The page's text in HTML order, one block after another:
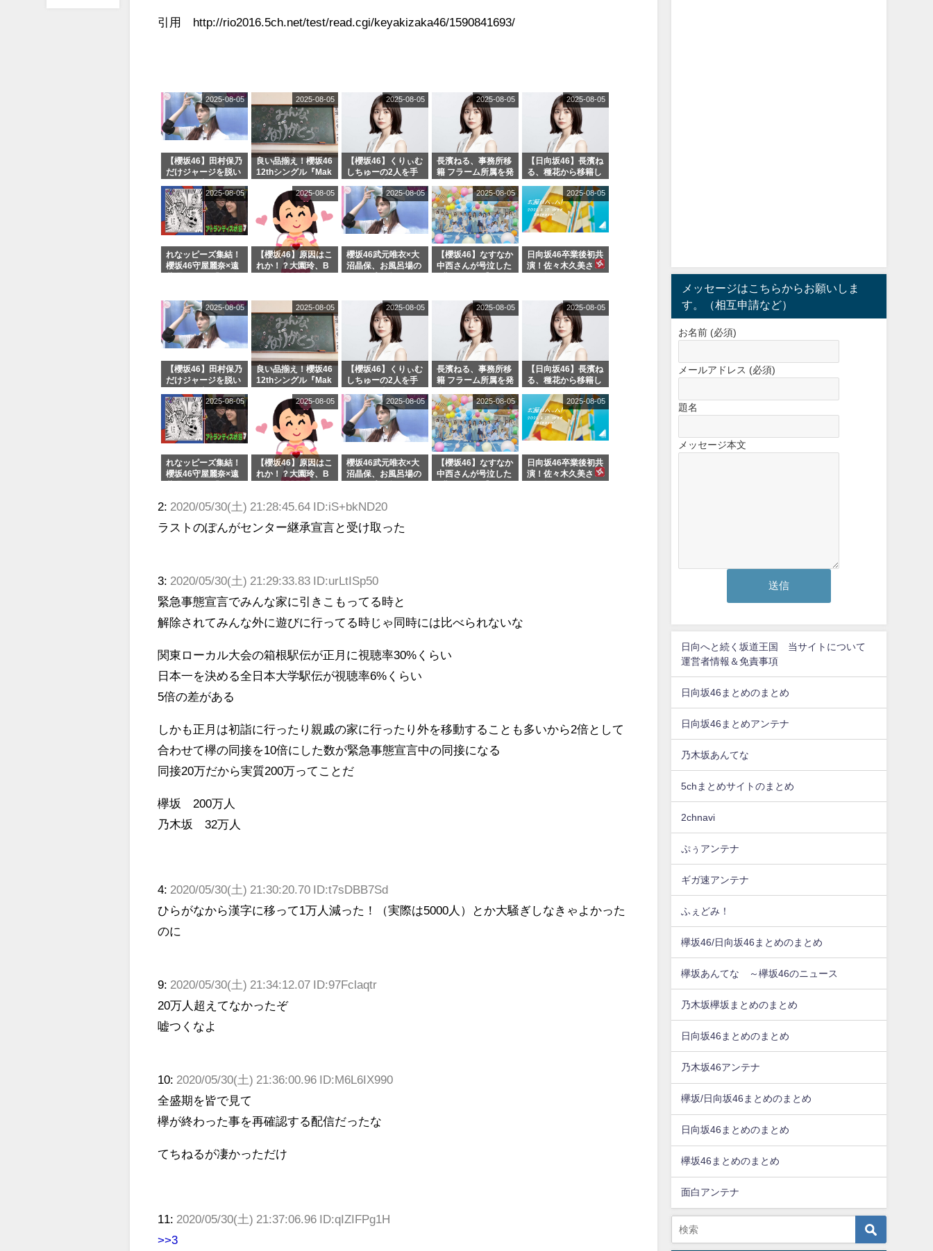
引用 http://rio2016.5ch.net/test/read.cgi/keyakizaka46/1590841693/
【櫻坂46】田村保乃
だけジャージを脱い
2025-08-05
良い品揃え！櫻坂46
12thシングル『Mak
シャルグッズ絶賛販
売受付中
2025-08-05
【櫻坂46】くりぃむ
しちゅーの2人を手
【くりぃむナンタ
ラ】
2025-08-05
長濱ねる、事務所移
籍 フラーム所属を発
2025-08-05
【日向坂46】長濱ね
る、種花から移籍し
れで事務所に所属し
ているのは... おひさ
まの反応がこちら
2025-08-05
れなッピーズ集結！
櫻坂46守屋麗奈×遠
ジオ出演決定
2025-08-05
【櫻坂46】原因はこ
れか！？大園玲、B
2025-08-05
櫻坂46武元唯衣×大
沼晶保、お風呂場の
2025-08-05
【櫻坂46】なすなか
中西さんが号泣した
2025-08-05
日向坂46卒業後初共
演！佐々木久美さ
結果･･･【激レアさ
んを連れてきた。】
2025-08-05
【櫻坂46】田村保乃
だけジャージを脱い
2025-08-05
良い品揃え！櫻坂46
12thシングル『Mak
シャルグッズ絶賛販
売受付中
2025-08-05
【櫻坂46】くりぃむ
しちゅーの2人を手
【くりぃむナンタ
ラ】
2025-08-05
長濱ねる、事務所移
籍 フラーム所属を発
2025-08-05
【日向坂46】長濱ね
る、種花から移籍し
れで事務所に所属し
ているのは... おひさ
まの反応がこちら
2025-08-05
れなッピーズ集結！
櫻坂46守屋麗奈×遠
ジオ出演決定
2025-08-05
【櫻坂46】原因はこ
れか！？大園玲、B
2025-08-05
櫻坂46武元唯衣×大
沼晶保、お風呂場の
タラ】
2025-08-05
【櫻坂46】なすなか
中西さんが号泣した
2025-08-05
日向坂46卒業後初共
演！佐々木久美さ
2025-08-05
2: 2020/05/30(土) 21:28:45.64 ID:iS+bkND20
ラストのぽんがセンター継承宣言と受け取った
3: 2020/05/30(土) 21:29:33.83 ID:urLtISp50
緊急事態宣言でみんな家に引きこもってる時と
解除されてみんな外に遊びに行ってる時じゃ同時には比べられないな
関東ローカル大会の箱根駅伝が正月に視聴率30%くらい
日本一を決める全日本大学駅伝が視聴率6%くらい
5倍の差がある
しかも正月は初詣に行ったり親戚の家に行ったり外を移動することも多いから2倍として
合わせて欅の同接を10倍にした数が緊急事態宣言中の同接になる
同接20万だから実質200万ってことだ
欅坂 200万人
乃木坂 32万人
4: 2020/05/30(土) 21:30:20.70 ID:t7sDBB7Sd
ひらがなから漢字に移って1万人減った！（実際は5000人）とか大騒ぎしなきゃよかった
のに
9: 2020/05/30(土) 21:34:12.07 ID:97Fclaqtr
20万人超えてなかったぞ
嘘つくなよ
10: 2020/05/30(土) 21:36:00.96 ID:M6L6IX990
全盛期を皆で見て
欅が終わった事を再確認する配信だったな
てちねるが凄かっただけ
11: 2020/05/30(土) 21:37:06.96 ID:qIZIFPg1H
>>3
メッセージはこちらからお願いしま
す。（相互申請など）
お名前 (必須)
メールアドレス (必須)
題名
メッセージ本文
日向へと続く坂道王国 当サイトについて
運営者情報＆免責事項
日向坂46まとめのまとめ
日向坂46まとめアンテナ
乃木坂あんてな
5chまとめサイトのまとめ
2chnavi
ぷぅアンテナ
ギガ速アンテナ
ふぇどみ！
欅坂46/日向坂46まとめのまとめ
欅坂あんてな ～欅坂46のニュース
乃木坂欅坂まとめのまとめ
日向坂46まとめのまとめ
乃木坂46アンテナ
欅坂/日向坂46まとめのまとめ
日向坂46まとめのまとめ
欅坂46まとめのまとめ
面白アンテナ